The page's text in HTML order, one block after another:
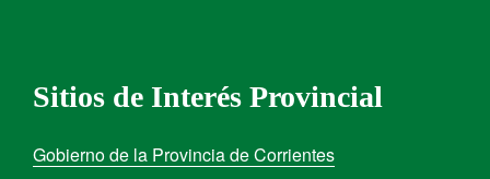
Sitios de Interés Provincial
Gobierno de la Provincia de Corrientes